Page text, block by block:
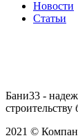
Новости
Статьи
Бани33 -
строительству
2021 ©